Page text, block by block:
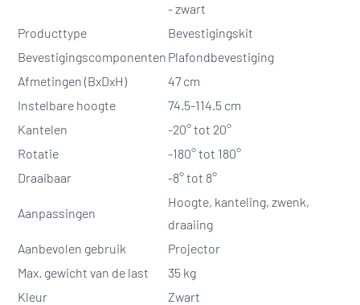
- zwart
Producttype
Bevestigingskit
Bevestigingscomponenten Plafondbevestiging
Afmetingen (BxDxH)
47 cm
Instelbare hoogte
74.5-114.5 cm
Kantelen
-20° tot 20°
Rotatie
-180° tot 180°
Draaibaar
-8° tot 8°
Aanpassingen
Hoogte, kanteling, zwenk,
draaiing
Aanbevolen gebruik
Projector
Max. gewicht van de last
35 kg
Kleur
Zwart